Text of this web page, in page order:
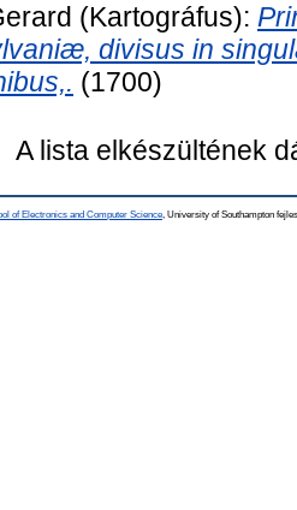
(Kartográfus):
divisus in
(1700)
A lista elkészültének
of Electronics and Computer Science , University of Southampton